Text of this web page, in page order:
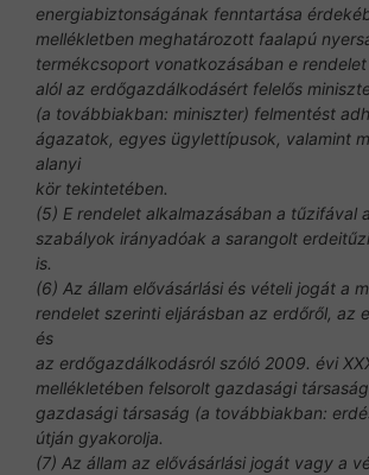
energiabiztonságának fenntartása
mellékletben meghatározott faalapú
termékcsoport vonatkozásában e
alól az erdőgazdálkodásért felelős
(a továbbiakban: miniszter) felmentést
ágazatok, egyes ügylettípusok, valamint
alanyi
kör tekintetében.
(5) E rendelet alkalmazásában a tűzifával
szabályok irányadóak a sarangolt
is.
(6) Az állam elővásárlási és vételi jogát a
rendelet szerinti eljárásban az erdőről, az
és
az erdőgazdálkodásról szóló 2009. évi
mellékletében felsorolt gazdasági
gazdasági társaság (a továbbiakban:
útján gyakorolja.
(7) Az állam az elővásárlási jogát vagy a